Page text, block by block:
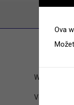
Weight
Veličina
Ova